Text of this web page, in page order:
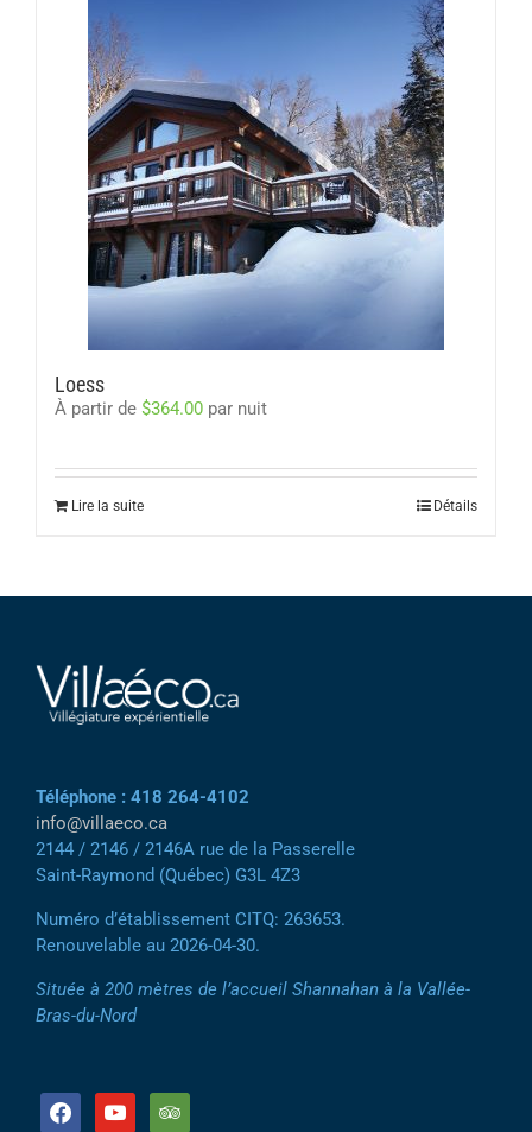
Loess
À partir de $364.00 par nuit
Lire la suite Détails
Téléphone : 418 264-4102
info@villaeco.ca
2144 / 2146 / 2146A rue de la Passerelle
Saint-Raymond (Québec) G3L 4Z3
Numéro d’établissement CITQ: 263653.
Renouvelable au 2026-04-30.
Située à 200 mètres de l’accueil Shannahan à la Vallée-
Bras-du-Nord
facebookyoutube tripadvisor